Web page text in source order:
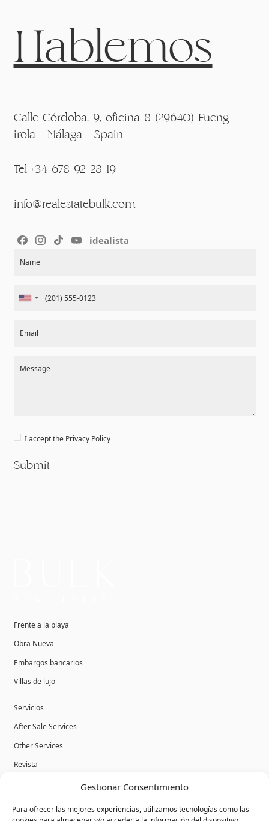
Gestionar Consentimiento
Para ofrecer las mejores experiencias, utilizamos tecnologías como las
Hablemos
Calle Córdoba, 9, oficina 8 (29640) Fueng
irola - Málaga - Spain
Tel +34 678 92 28 19
info@realestatebulk.com
idealista
Name
Email
Message
I accept the Privacy Policy
Submit
Frente a la playa
Obra Nueva
Embargos bancarios
Villas de lujo
Servicios
After Sale Services
Other Services
Revista
Política de privacidad
Aviso Legal